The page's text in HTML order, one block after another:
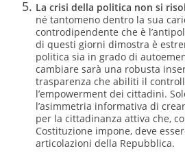
La crisi della politica non si
né tantomeno dentro la sua
controdipendente che è
di questi giorni dimostra è
politica sia in grado di
cambiare sarà una robusta
trasparenza che abiliti il
l’empowerment dei cittadini.
l’asimmetria informativa di
per la cittadinanza attiva che,
Costituzione impone, deve
articolazioni della Repubblica.